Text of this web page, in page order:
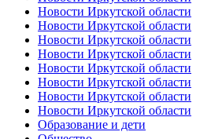
Новости Иркутской области
Новости Иркутской области
Новости Иркутской области
Новости Иркутской области
Новости Иркутской области
Новости Иркутской области
Новости Иркутской области
Новости Иркутской области
Образование и дети